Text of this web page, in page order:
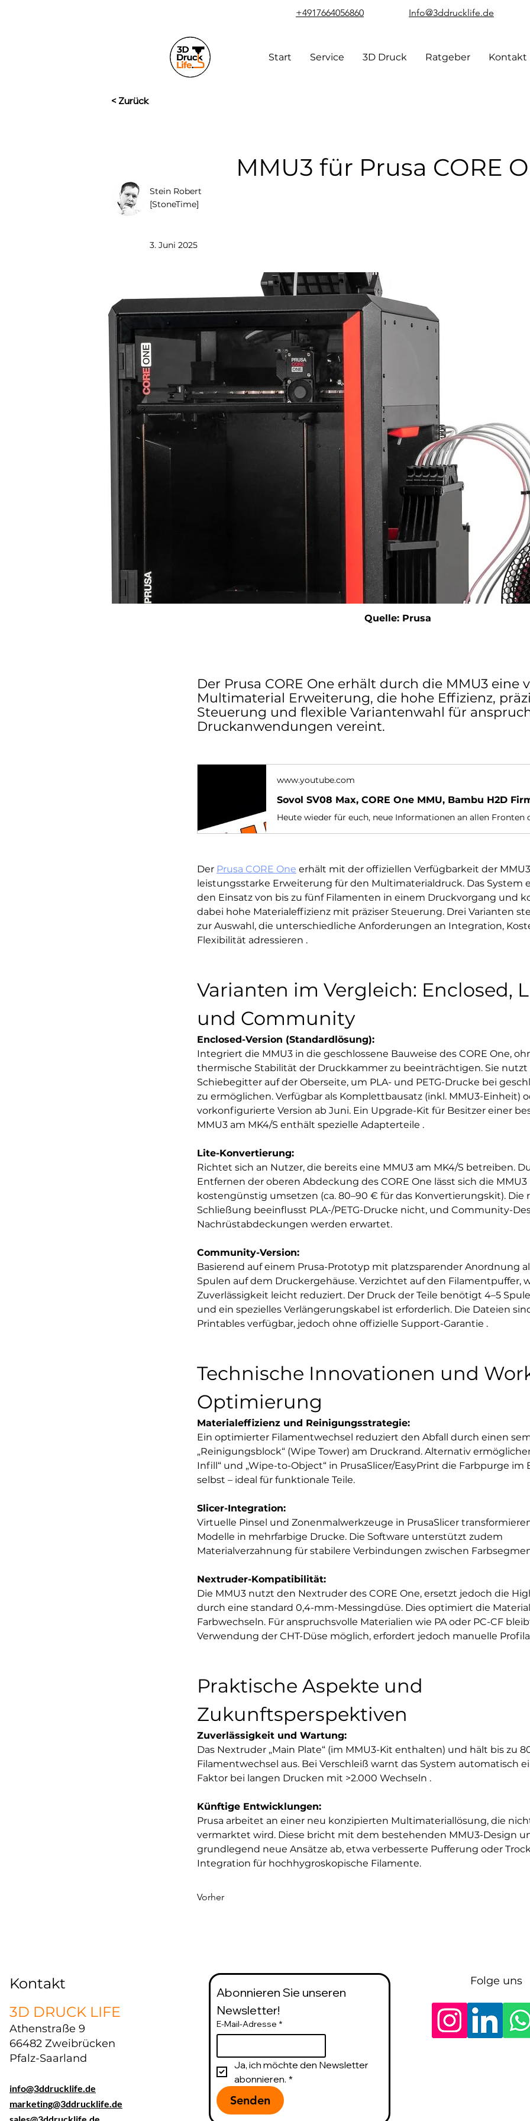
+4917664056860 Info@3ddrucklife.de
Start Service 3D Druck Ratgeber Kontakt
< Zurück
Stein Robert
[StoneTime]
MMU3 für Prusa CORE
3. Juni 2025
Quelle: Prusa
Der Prusa CORE One erhält durch die MMU3 eine
Multimaterial Erweiterung, die hohe Effizienz,
Steuerung und flexible Variantenwahl für
Druckanwendungen vereint.
www.youtube.com
Der Prusa CORE One erhält mit der offiziellen Verfügbarkeit der
leistungsstarke Erweiterung für den Multimaterialdruck. Das System
den Einsatz von bis zu fünf Filamenten in einem Druckvorgang und
dabei hohe Materialeffizienz mit präziser Steuerung. Drei Varianten
zur Auswahl, die unterschiedliche Anforderungen an Integration,
Flexibilität adressieren .
Varianten im Vergleich: Enclosed,
und Community
Enclosed-Version (Standardlösung):
Integriert die MMU3 in die geschlossene Bauweise des CORE One,
thermische Stabilität der Druckkammer zu beeinträchtigen. Sie nutzt
Schiebegitter auf der Oberseite, um PLA- und PETG-Drucke bei
zu ermöglichen. Verfügbar als Komplettbausatz (inkl. MMU3-Einheit)
vorkonfigurierte Version ab Juni. Ein Upgrade-Kit für Besitzer einer
MMU3 am MK4/S enthält spezielle Adapterteile .
Lite-Konvertierung:
Richtet sich an Nutzer, die bereits eine MMU3 am MK4/S betreiben.
Entfernen der oberen Abdeckung des CORE One lässt sich die MMU3
kostengünstig umsetzen (ca. 80–90 € für das Konvertierungskit). Die
Schließung beeinflusst PLA-/PETG-Drucke nicht, und Community-
Nachrüstabdeckungen werden erwartet.
Community-Version:
Basierend auf einem Prusa-Prototyp mit platzsparender Anordnung
Spulen auf dem Druckergehäuse. Verzichtet auf den Filamentpuffer,
Zuverlässigkeit leicht reduziert. Der Druck der Teile benötigt 4–5
und ein spezielles Verlängerungskabel ist erforderlich. Die Dateien
Printables verfügbar, jedoch ohne offizielle Support-Garantie .
Technische Innovationen und
Optimierung
Materialeffizienz und Reinigungsstrategie:
Ein optimierter Filamentwechsel reduziert den Abfall durch einen
„Reinigungsblock“ (Wipe Tower) am Druckrand. Alternativ
Infill“ und „Wipe-to-Object“ in PrusaSlicer/EasyPrint die Farbpurge im
selbst – ideal für funktionale Teile.
Slicer-Integration:
Virtuelle Pinsel und Zonenmalwerkzeuge in PrusaSlicer
Modelle in mehrfarbige Drucke. Die Software unterstützt zudem
Materialverzahnung für stabilere Verbindungen zwischen
Nextruder-Kompatibilität:
Die MMU3 nutzt den Nextruder des CORE One, ersetzt jedoch die
durch eine standard 0,4-mm-Messingdüse. Dies optimiert die
Farbwechseln. Für anspruchsvolle Materialien wie PA oder PC-CF
Verwendung der CHT-Düse möglich, erfordert jedoch manuelle
Praktische Aspekte und
Zukunftsperspektiven
Zuverlässigkeit und Wartung:
Das Nextruder „Main Plate“ (im MMU3-Kit enthalten) und hält bis zu
Filamentwechsel aus. Bei Verschleiß warnt das System automatisch
Faktor bei langen Drucken mit >2.000 Wechseln .
Künftige Entwicklungen:
Prusa arbeitet an einer neu konzipierten Multimateriallösung, die
vermarktet wird. Diese bricht mit dem bestehenden MMU3-Design
grundlegend neue Ansätze ab, etwa verbesserte Pufferung oder
Integration für hochhygroskopische Filamente.
Vorher
Kontakt
3D DRUCK LIFE
Athenstraße 9
66482 Zweibrücken
Pfalz-Saarland
info@3ddrucklife.de
marketing@3ddrucklife.de
Abonnieren Sie unseren
Newsletter!
E-Mail-Adresse *
Ja, ich möchte den Newsletter
abonnieren. *
Senden
Folge uns